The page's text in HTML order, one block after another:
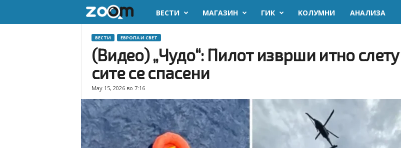
o
o
m
.
m
k
ВЕСТИ МАГАЗИН ГИК KОЛУМНИ AНАЛИЗА
ВЕСТИ ЕВРОПА И СВЕТ
(Видео) „Чудо“: Пилот изврши итно
сите се спасени
May 15, 2026 во 7:16